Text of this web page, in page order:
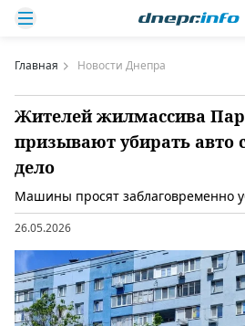
Главная Новости Днепра
Жителей жилмассива
призывают убирать авто
дело
Машины просят заблаговременно
26.05.2026